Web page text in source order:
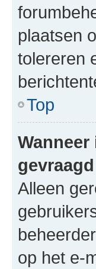
plaatsen
tolereren
Top
Alleen
op het e-